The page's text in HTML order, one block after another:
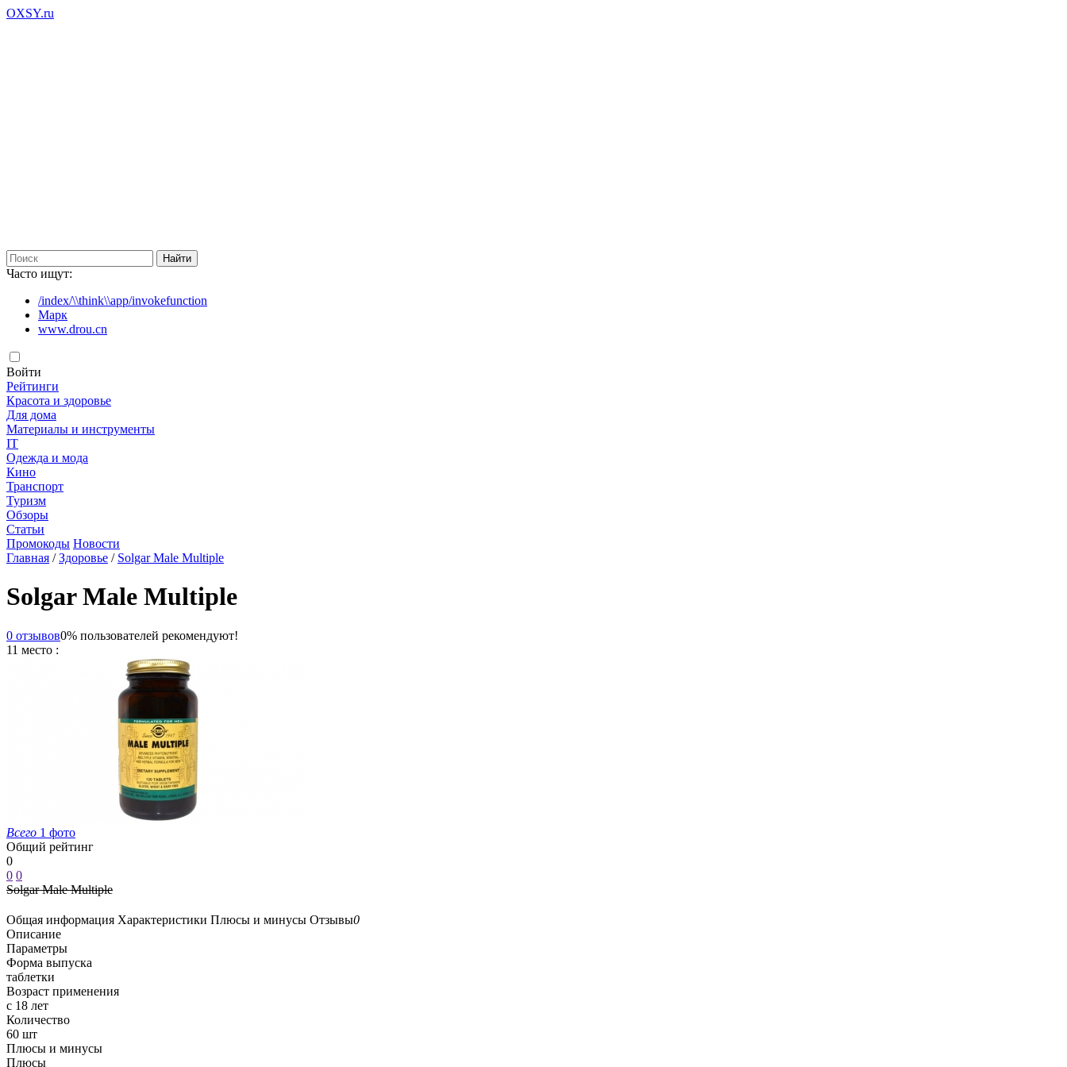
OXSY.ru
Часто ищут:
/index/\\think\\app/invokefunction
Марк
www.drou.cn
Войти
Рейтинги
Красота и здоровье
Для дома
Материалы и инструменты
IT
Одежда и мода
Кино
Транспорт
Туризм
Обзоры
Статьи
Промокоды Новости
Главная /Здоровье / Solgar Male Multiple
Solgar Male Multiple
0 отзывов0% пользователей рекомендуют!
11 место :
Всего 1 фото
Общий рейтинг
0
0 0
Solgar Male Multiple
Общая информация Характеристики Плюсы и минусы Отзывы0
Описание
Параметры
Форма выпуска
таблетки
Возраст применения
с 18 лет
Количество
60 шт
Плюсы и минусы
Плюсы